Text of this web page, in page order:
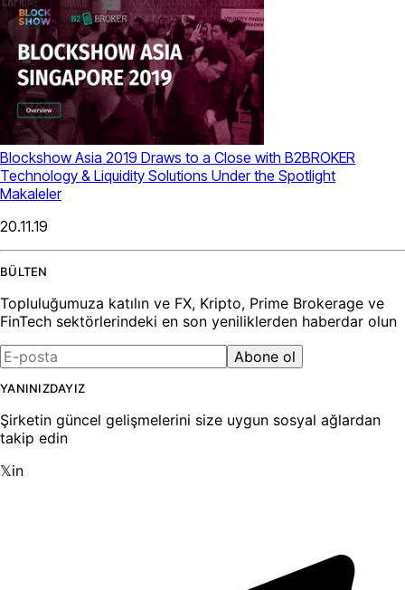
Blockshow Asia 2019 Draws to a Close with B2BROKER
Technology & Liquidity Solutions Under the Spotlight
Makaleler
20.11.19
BÜLTEN
Topluluğumuza katılın ve FX, Kripto, Prime Brokerage ve
FinTech sektörlerindeki en son yeniliklerden haberdar olun
Abone ol
YANINIZDAYIZ
Şirketin güncel gelişmelerini size uygun sosyal ağlardan
takip edin
𝕏in